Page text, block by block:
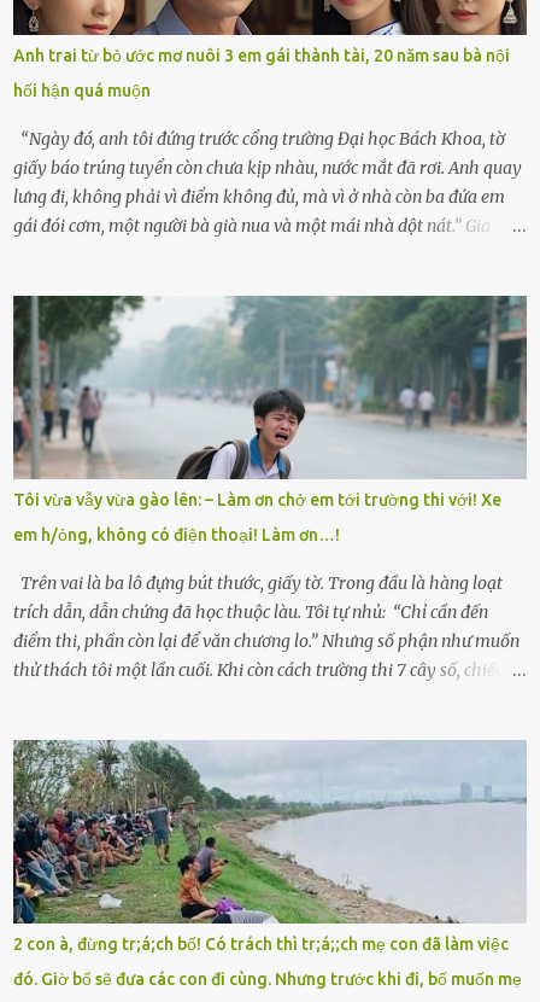
hiền, vuốt tóc vợ. Bà Hạnh nhìn chồng và con gái ríu rít chuẩn bị mà
lòng cũng rộn ràng. Bà vốn ít có dịp đi xa vì còn bận buôn bán ở chợ,
nên lần này cũng đành ở nhà. Thảo ôm chầm lấy mẹ trước khi đi:
“Con sẽ nhặt thật nhiều vỏ sò cho mẹ nhé!” Chiếc xe khách lăn
bánh rời khỏi bến...
Anh trai từ bỏ ước mơ nuôi 3 em gái thành tài, 20 năm sau bà nội
hối hận quá muộn
“Ngày đó, anh tôi đứng trước cổng trường Đại học Bách Khoa, tờ
giấy báo trúng tuyển còn chưa kịp nhàu, nước mắt đã rơi. Anh quay
lưng đi, không phải vì điểm không đủ, mà vì ở nhà còn ba đứa em
gái đói cơm, một người bà già nua và một mái nhà dột nát.” Gia
có tin tức. Mọi gánh nặng đổ dồn lên đôi vai gầy guộc của bà nội –
cụ Nguyễn Thị Đào – và cậu con trai cả là Trí, lúc đó mới chỉ 17 tuổi.
Trí là học sinh giỏi toàn huyện, học lớp 12 nhưng đã biết làm ruộng,
làm thuê, biết đi cày thuê từ 4h sáng rồi lại tất tả về đi học. Người
trong làng thương lắm, bảo: “Thằng Trí học giỏi mà hiền, sau này
nên ông này bà nọ đó!” Trí có ba cô em gái: Mai, Lan và Hương – ba
cái tên mẹ đặt lúc còn sống, mong tụi nhỏ sau này như hoa mai nở
giữa mùa đông. Nhưng hoa có đẹp mấy cũng cần đất màu, mà nhà
thì chỉ toàn đất sỏi đá và khốn khó. Năm đó, Trí đỗ Đại học Bách
Khoa Hà...
Tôi vừa vẫy vừa gào lên: – Làm ơn chở em tới trường thi với! Xe
em h/ỏng, không có điện thoại! Làm ơn…!
Trên vai là ba lô đựng bút thước, giấy tờ. Trong đầu là hàng loạt
trích dẫn, dẫn chứng đã học thuộc làu. Tôi tự nhủ: “Chỉ cần đến
điểm thi, phần còn lại để văn chương lo.” Nhưng số phận như muốn
thử thách tôi một lần cuối. Khi còn cách trường thi 7 cây số, chiếc xe
sực nhớ – điện thoại đang sạc, sáng nay quên mang theo! Giữa con
đường thưa thớt người qua lại, tôi hoảng loạn vẫy tay xin đi nhờ. –
Chú ơi, cháu đi thi, xe hỏng rồi! Làm ơn cho cháu đi nhờ với! – Cô ơi,
giúp cháu với, cháu không có điện thoại… Người thì lắc đầu. Người
thì tăng ga tránh xa như né một kẻ lừa đảo. Tôi gào lên giữa đường
như một kẻ mất trí. Vô ích. 6h10. Còn hơn 30 phút nữa. Trong đầu
tôi chỉ có một lựa chọn duy nhất: chạy. Tôi quăng xe vào vệ đường,
rút tờ giấy báo dự thi nhét túi áo, đeo ba lô và chạy . Chạy miết.
Chạy không ngừng. Qua ngã...
2 con à, đừng tr;á;ch bố! Có trách thì tr;á;;ch mẹ con đã làm việc
đó. Giờ bố sẽ đưa các con đi cùng. Nhưng trước khi đi, bố muốn mẹ